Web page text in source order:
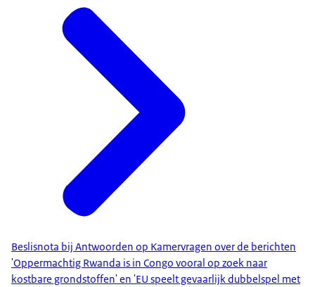
Beslisnota bij Antwoorden op Kamervragen over de berichten
'Oppermachtig Rwanda is in Congo vooral op zoek naar
kostbare grondstoffen' en 'EU speelt gevaarlijk dubbelspel met